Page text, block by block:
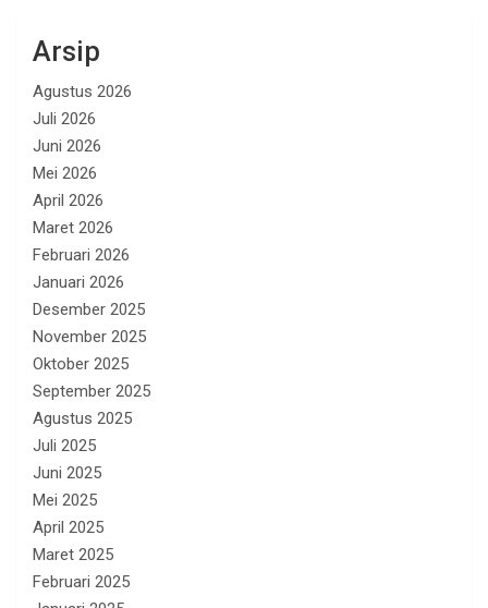
Arsip
Agustus 2026
Juli 2026
Juni 2026
Mei 2026
April 2026
Maret 2026
Februari 2026
Januari 2026
Desember 2025
November 2025
Oktober 2025
September 2025
Agustus 2025
Juli 2025
Juni 2025
Mei 2025
April 2025
Maret 2025
Februari 2025